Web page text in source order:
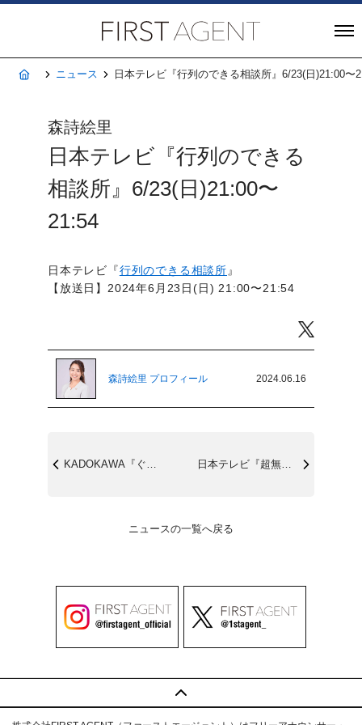
ホームニュース 日本テレビ『行列のできる相談所』6/23(日)21:00〜
森詩絵里
日本テレビ『行列のできる
相談所』6/23(日)21:00〜
21:54
日本テレビ『行列のできる相談所 』
【放送日】2024年6月23日(日) 21:00〜21:54
森詩絵里 プロフィール 2024.06.16
KADOKAWA『ぐりぐりにぎにぎするだ... 日本テレビ『超無敵クラス』6/23(日)...
ニュースの一覧へ戻る